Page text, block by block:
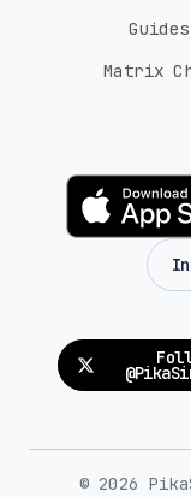
Guides
Matrix
© 2026